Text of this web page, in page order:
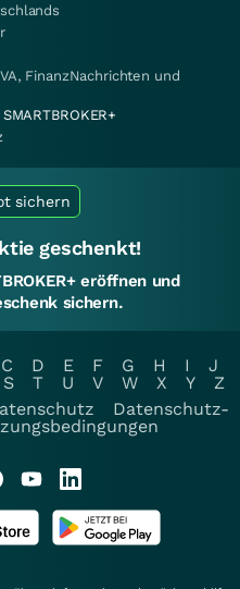
FinanzNachrichten und
SMARTBROKER+
sichern
geschenkt!
eröffnen und
sichern.
C D E F G H I
J
S T U V W X Y
Z
Datenschutz-